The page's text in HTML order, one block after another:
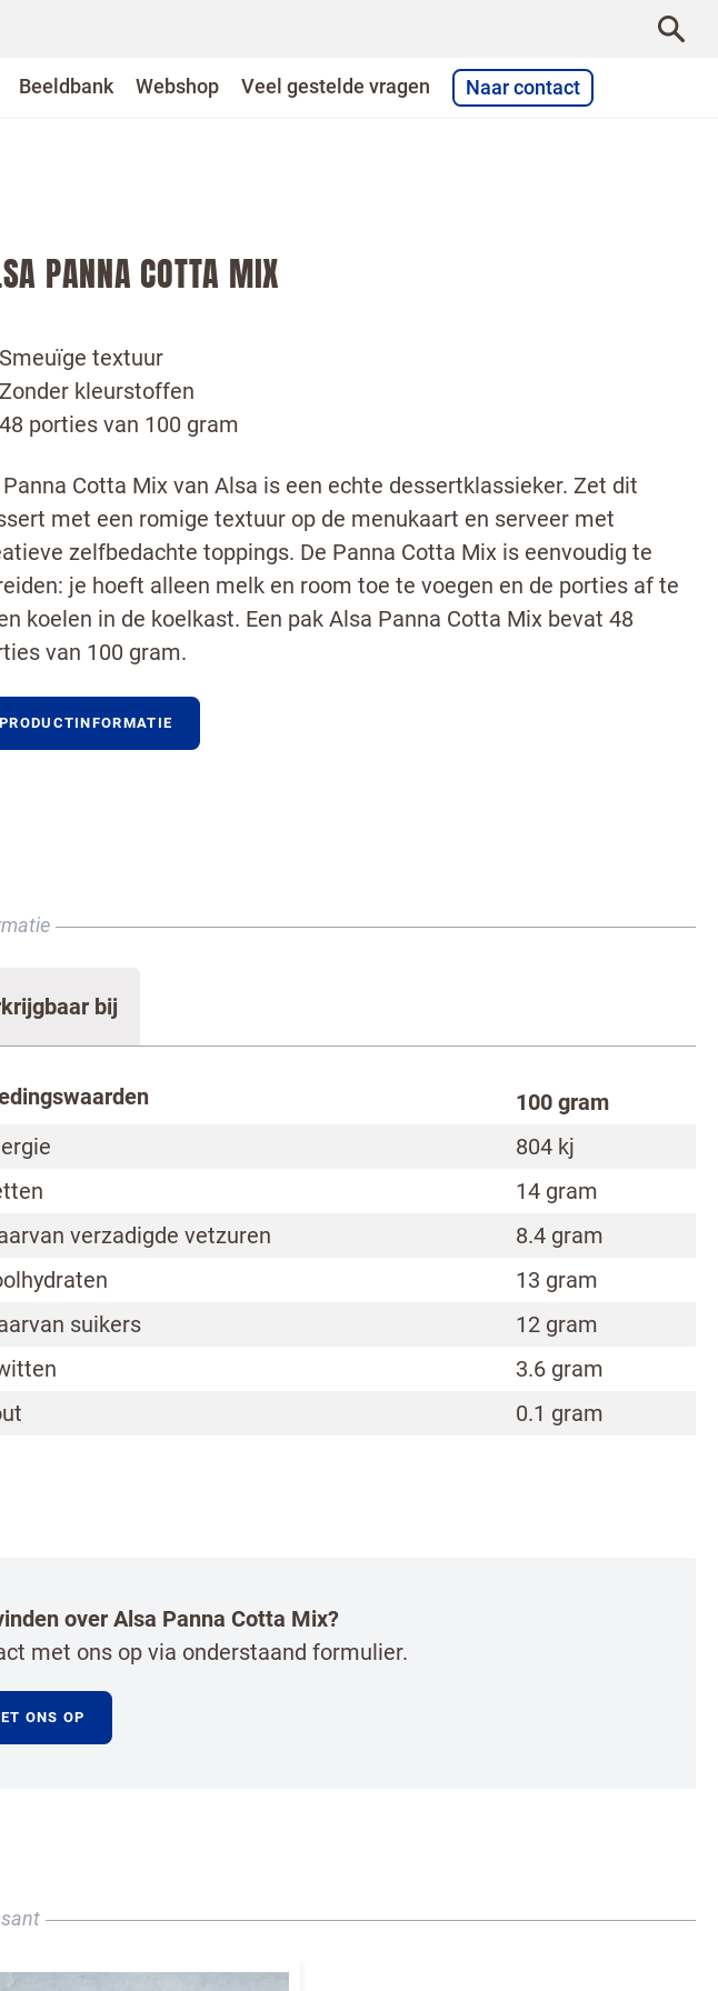
Beeldbank Webshop Veel gestelde vragen Naar contact
PANNA COTTA MIX
Smeuïge textuur
Zonder kleurstoffen
48 porties van 100 gram
Panna Cotta Mix van Alsa is een echte dessertklassieker. Zet dit
met een romige textuur op de menukaart en serveer met
zelfbedachte toppings. De Panna Cotta Mix is eenvoudig te
je hoeft alleen melk en room toe te voegen en de porties af te
koelen in de koelkast. Een pak Alsa Panna Cotta Mix bevat 48
van 100 gram.
PRODUCTINFORMATIE
bij
100 gram
804 kj
14 gram
verzadigde vetzuren
8.4 gram
13 gram
suikers
12 gram
3.6 gram
0.1 gram
over Alsa Panna Cotta Mix?
met ons op via onderstaand formulier.
ONS OP